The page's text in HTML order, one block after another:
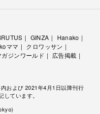
GINZA
Hanako
ママ
クロワッサン
ガジンワールド
広告掲載
および 2021年4月1日以降刊行
ています。